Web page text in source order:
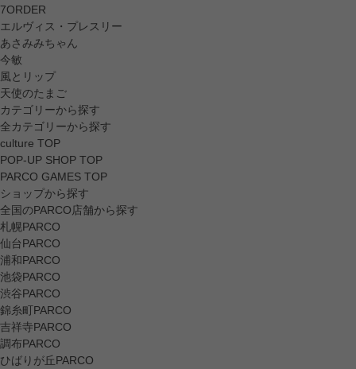
7ORDER
エルヴィス・プレスリー
あさみみちゃん
今敏
風とリップ
天使のたまご
カテゴリーから探す
全カテゴリーから探す
culture TOP
POP-UP SHOP TOP
PARCO GAMES TOP
ショップから探す
全国のPARCO店舗から探す
札幌PARCO
仙台PARCO
浦和PARCO
池袋PARCO
渋谷PARCO
錦糸町PARCO
吉祥寺PARCO
調布PARCO
ひばりが丘PARCO